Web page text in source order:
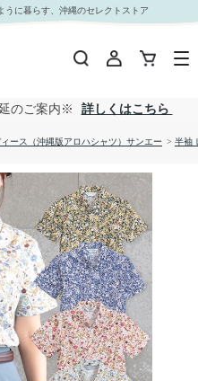
P1026-13L｜おきなわセレクト サンエー公式
に暮らす、沖縄のセレクトストア
のご案内※ 詳しくはこちら
ース（沖縄版アロハシャツ）サンエー > 半袖